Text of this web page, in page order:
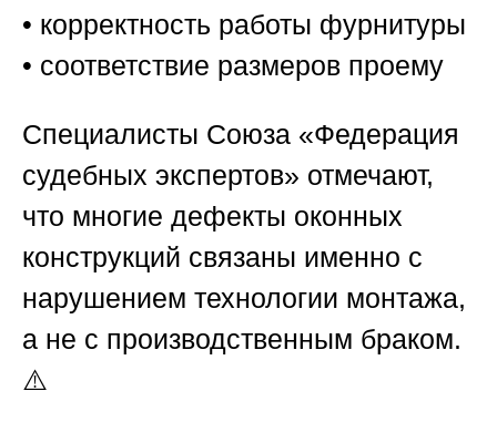
• корректность работы фурнитуры
• соответствие размеров проему
Специалисты Союза «Федерация
судебных экспертов» отмечают,
что многие дефекты оконных
конструкций связаны именно с
нарушением технологии монтажа,
а не с производственным браком.
⚠️